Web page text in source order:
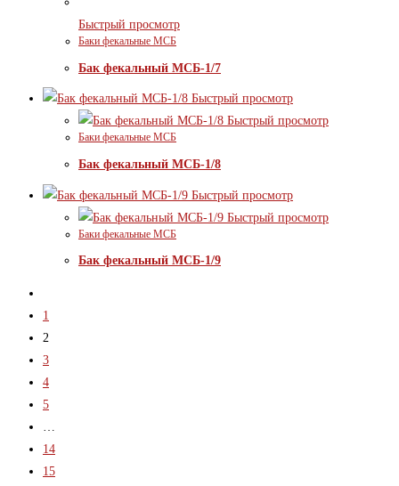
Быстрый просмотр
Баки фекальные МСБ
Бак фекальный МСБ-1/7
Быстрый просмотр
Быстрый просмотр
Баки фекальные МСБ
Бак фекальный МСБ-1/8
Быстрый просмотр
Быстрый просмотр
Баки фекальные МСБ
Бак фекальный МСБ-1/9
1
2
3
4
5
…
14
15